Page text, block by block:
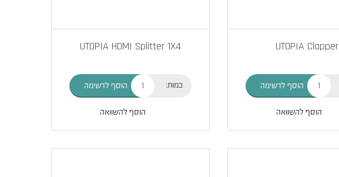
UTOPIA Clapper
הוסף לרשימה
הוסף להשוואה
UTOPIA HDMI Splitter 1X4
כמות: הוסף לרשימה
הוסף להשוואה